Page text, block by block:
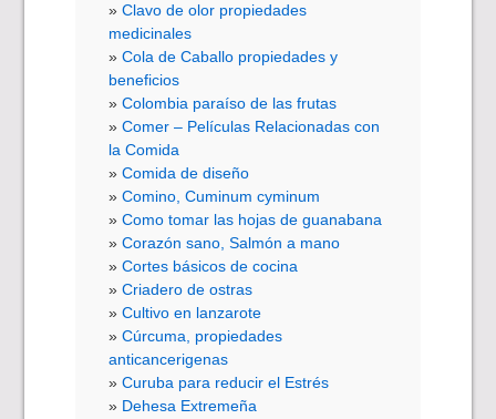
Clavo de olor propiedades
medicinales
Cola de Caballo propiedades y
beneficios
Colombia paraíso de las frutas
Comer – Películas Relacionadas con
la Comida
Comida de diseño
Comino, Cuminum cyminum
Como tomar las hojas de guanabana
Corazón sano, Salmón a mano
Cortes básicos de cocina
Criadero de ostras
Cultivo en lanzarote
Cúrcuma, propiedades
anticancerigenas
Curuba para reducir el Estrés
Dehesa Extremeña